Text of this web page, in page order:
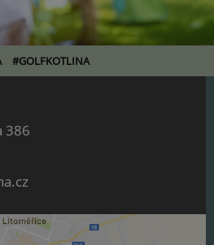
#GOLFKOTLINA
386